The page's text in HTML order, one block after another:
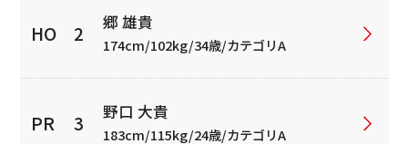
郷 雄貴
174cm/102kg/34歳/カテゴリA
野口 大貴
183cm/115kg/24歳/カテゴリA